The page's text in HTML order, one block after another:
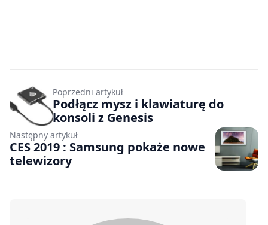
Poprzedni artykuł
Podłącz mysz i klawiaturę do
konsoli z Genesis
Następny artykuł
CES 2019 : Samsung pokaże nowe
telewizory